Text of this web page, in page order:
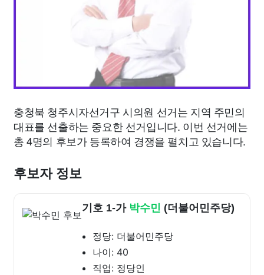
충청북 청주시자선거구 시의원 선거는 지역 주민의
대표를 선출하는 중요한 선거입니다. 이번 선거에는
총 4명의 후보가 등록하여 경쟁을 펼치고 있습니다.
후보자 정보
기호 1-가 박수민 (더불어민주당)
정당: 더불어민주당
나이: 40
직업: 정당인